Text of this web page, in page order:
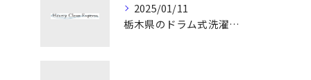
2025/01/11
栃木県のドラム式洗濯機クリーニング専門店はどこ